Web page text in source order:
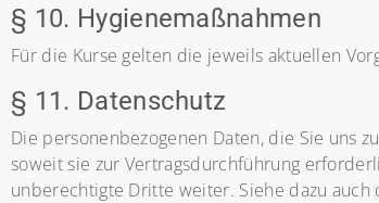
§ 10. Hygienemaßnahmen
Für die Kurse gelten die jeweils aktuellen
§ 11. Datenschutz
Die personenbezogenen Daten, die Sie uns
soweit sie zur Vertragsdurchführung
unberechtigte Dritte weiter. Siehe dazu auch